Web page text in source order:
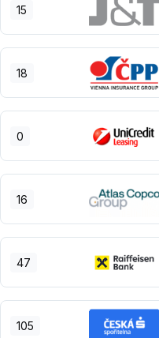
15
18
0
16
47
105